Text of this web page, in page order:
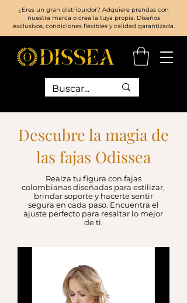
¿Eres un gran distribuidor? Adquiere prendas con
nuestra marca o crea la tuya propia. Diseños
exclusivos, condiciones flexibles y calidad garantizada.
Descubre la magia de
las fajas Odissea
Realza tu figura con fajas
colombianas diseñadas para estilizar,
brindar soporte y hacerte sentir
segura en cada paso. Encuentra el
ajuste perfecto para resaltar lo mejor
de ti.